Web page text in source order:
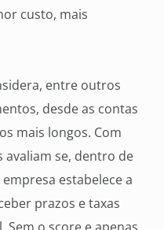
custo, mais
entre outros
desde as contas
mais longos. Com
avaliam se, dentro de
estabelece a
prazos e taxas
Sem o score e apenas